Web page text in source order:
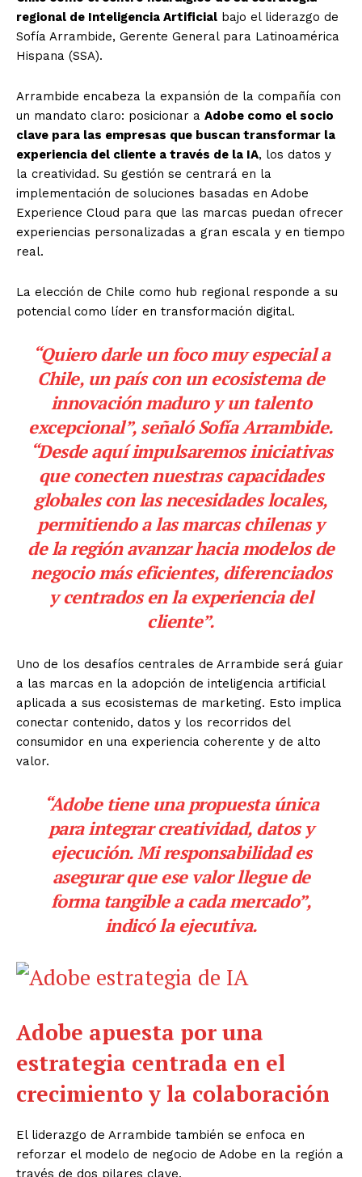
regional de Inteligencia Artificial bajo el liderazgo de
Sofía Arrambide, Gerente General para Latinoamérica
Hispana (SSA).
Arrambide encabeza la expansión de la compañía con
un mandato claro: posicionar a Adobe como el socio
clave para las empresas que buscan transformar la
experiencia del cliente a través de la IA, los datos y
la creatividad. Su gestión se centrará en la
implementación de soluciones basadas en Adobe
Experience Cloud para que las marcas puedan ofrecer
experiencias personalizadas a gran escala y en tiempo
real.
La elección de Chile como hub regional responde a su
potencial como líder en transformación digital.
“Quiero darle un foco muy especial a
Chile, un país con un ecosistema de
innovación maduro y un talento
excepcional”, señaló Sofía Arrambide.
“Desde aquí impulsaremos iniciativas
que conecten nuestras capacidades
globales con las necesidades locales,
permitiendo a las marcas chilenas y
de la región avanzar hacia modelos de
negocio más eficientes, diferenciados
y centrados en la experiencia del
cliente”.
Uno de los desafíos centrales de Arrambide será guiar
a las marcas en la adopción de inteligencia artificial
aplicada a sus ecosistemas de marketing. Esto implica
conectar contenido, datos y los recorridos del
consumidor en una experiencia coherente y de alto
valor.
“Adobe tiene una propuesta única
para integrar creatividad, datos y
ejecución. Mi responsabilidad es
asegurar que ese valor llegue de
forma tangible a cada mercado”,
indicó la ejecutiva.
Adobe apuesta por una
estrategia centrada en el
crecimiento y la colaboración
El liderazgo de Arrambide también se enfoca en
reforzar el modelo de negocio de Adobe en la región a
través de dos pilares clave.